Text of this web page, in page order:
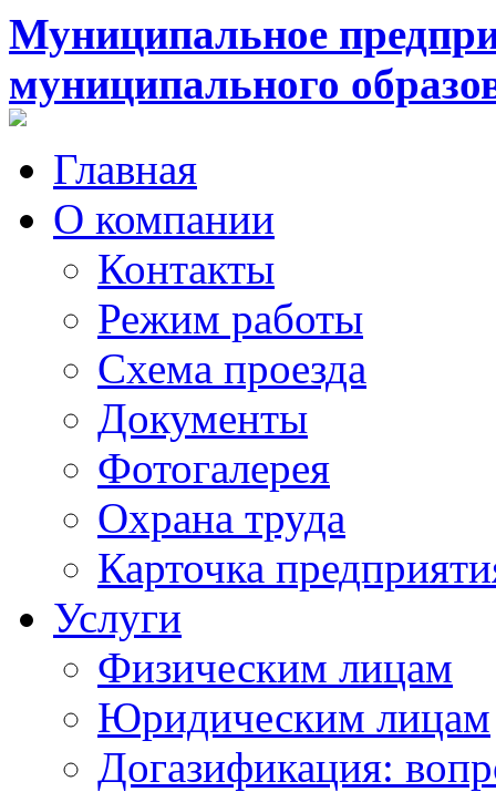
Муниципальное
муниципального
Главная
О компании
Контакты
Режим работы
Схема проезда
Документы
Фотогалерея
Охрана труда
Карточка
Услуги
Физическим лицам
Юридическим лицам
Догазификация: